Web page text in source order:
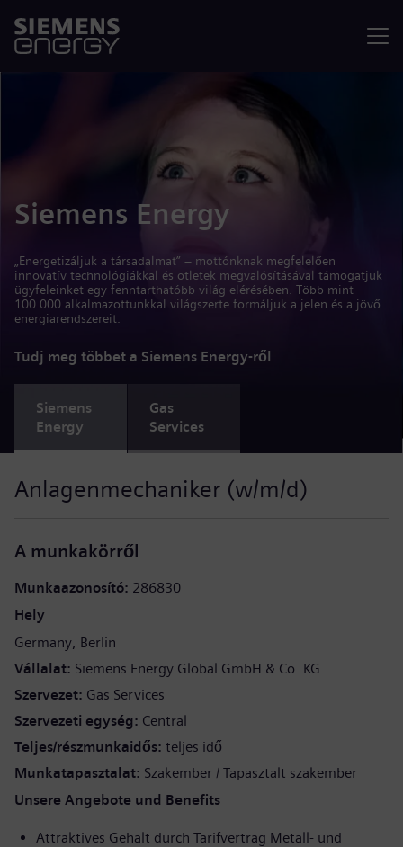
Siemens Energy
„Energetizáljuk a társadalmat” – mottónknak megfelelően
innovatív technológiákkal és ötletek megvalósításával támogatjuk
ügyfeleinket egy fenntarthatóbb világ elérésében. Több mint
100 000 alkalmazottunkkal világszerte formáljuk a jelen és a jövő
energiarendszereit.
Tudj meg többet a Siemens Energy-ről
Siemens
Energy
Gas
Services
Anlagenmechaniker (w/m/d)
A munkakörről
Munkaazonosító 286830
Hely
Germany Berlin
Vállalat Siemens Energy Global GmbH & Co. KG
Szervezet Gas Services
Szervezeti egység Central
Teljes/részmunkaidős teljes idő
Munkatapasztalat Szakember / Tapasztalt szakember
Unsere Angebote und Benefits
Attraktives Gehalt durch Tarifvertrag Metall- und